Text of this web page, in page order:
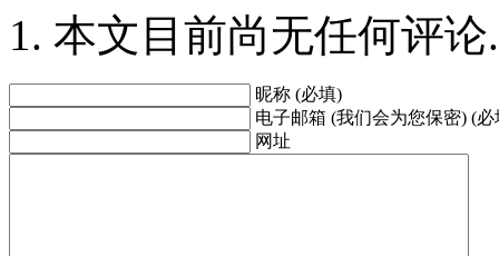
本文目前尚无任何评论.
昵称 (必填)
电子邮箱 (我们会为您保密) (必
网址